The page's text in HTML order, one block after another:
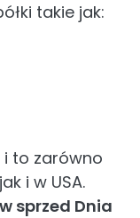
takie jak:
i to zarówno
i w USA.
sprzed Dnia